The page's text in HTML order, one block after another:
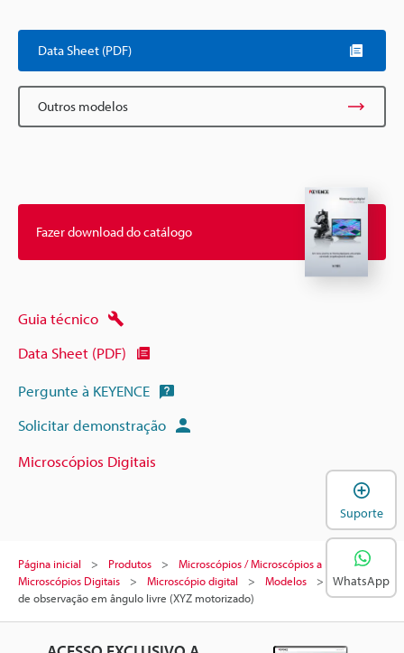
Data Sheet (PDF)
Outros modelos
Fazer download do catálogo
Guia técnico
Data Sheet (PDF)
Pergunte à KEYENCE
Solicitar demonstração
Microscópios Digitais
Página inicial Produtos
Microscópios / Microscópios a laser
Microscópios Digitais
Microscópio digital Modelos
Sistema
de observação em ângulo livre (XYZ motorizado)
Suporte
WhatsApp